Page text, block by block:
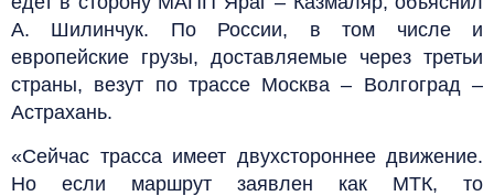
А. Шилинчук. По России, в том числе и
европейские грузы, доставляемые через третьи
страны, везут по трассе Москва – Волгоград –
Астрахань.
«Сейчас трасса имеет двухстороннее движение.
Но если маршрут заявлен как МТК, то